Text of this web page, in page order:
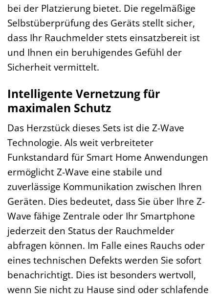
bei der Platzierung bietet. Die regelmäßige
Selbstüberprüfung des Geräts stellt sicher,
dass Ihr Rauchmelder stets einsatzbereit ist
und Ihnen ein beruhigendes Gefühl der
Sicherheit vermittelt.
Intelligente Vernetzung für
maximalen Schutz
Das Herzstück dieses Sets ist die Z-Wave
Technologie. Als weit verbreiteter
Funkstandard für Smart Home Anwendungen
ermöglicht Z-Wave eine stabile und
zuverlässige Kommunikation zwischen Ihren
Geräten. Dies bedeutet, dass Sie über Ihre Z-
Wave fähige Zentrale oder Ihr Smartphone
jederzeit den Status der Rauchmelder
abfragen können. Im Falle eines Rauchs oder
eines technischen Defekts werden Sie sofort
benachrichtigt. Dies ist besonders wertvoll,
wenn Sie nicht zu Hause sind oder schlafende